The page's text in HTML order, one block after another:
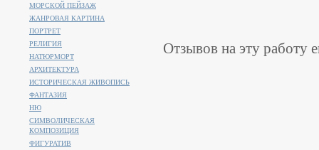
Отзывов на эту работу
МОРСКОЙ ПЕЙЗАЖ
ЖАНРОВАЯ КАРТИНА
ПОРТРЕТ
РЕЛИГИЯ
НАТЮРМОРТ
АРХИТЕКТУРА
ИСТОРИЧЕСКАЯ ЖИВОПИСЬ
ФАНТАЗИЯ
НЮ
СИМВОЛИЧЕСКАЯ
КОМПОЗИЦИЯ
ФИГУРАТИВ